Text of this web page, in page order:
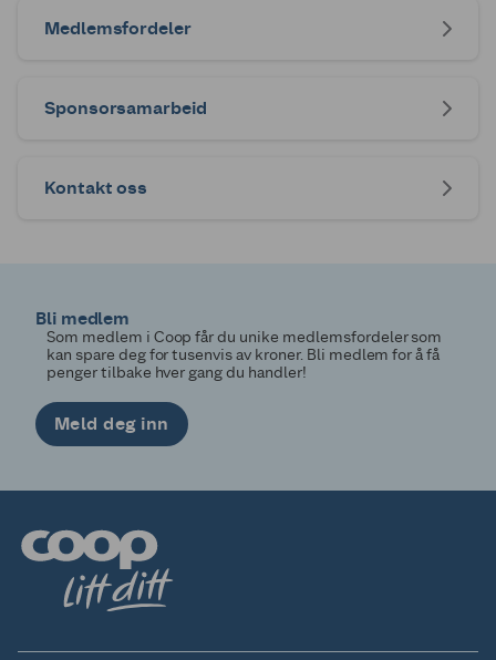
Medlemsfordeler
Sponsorsamarbeid
Kontakt oss
Bli medlem
Som medlem i Coop får du unike medlemsfordeler som
kan spare deg for tusenvis av kroner. Bli medlem for å få
penger tilbake hver gang du handler!
Meld deg inn